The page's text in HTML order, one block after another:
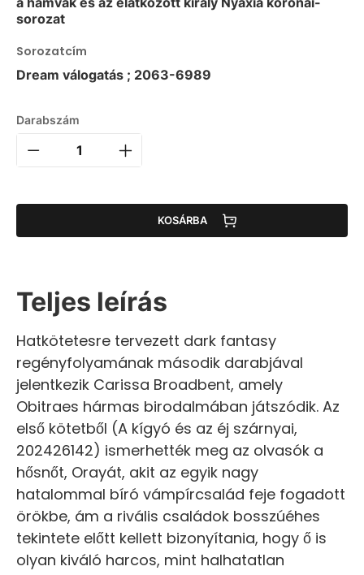
sorozat
Sorozatcím
Dream válogatás ; 2063-6989
Darabszám
KOSÁRBA
Teljes leírás
Hatkötetesre tervezett dark fantasy
regényfolyamának második darabjával
jelentkezik Carissa Broadbent, amely
Obitraes hármas birodalmában játszódik. Az
első kötetből (A kígyó és az éj szárnyai,
202426142) ismerhették meg az olvasók a
hősnőt, Orayát, akit az egyik nagy
hatalommal bíró vámpírcsalád feje fogadott
örökbe, ám a rivális családok bosszúéhes
tekintete előtt kellett bizonyítania, hogy ő is
olyan kiváló harcos, mint halhatatlan